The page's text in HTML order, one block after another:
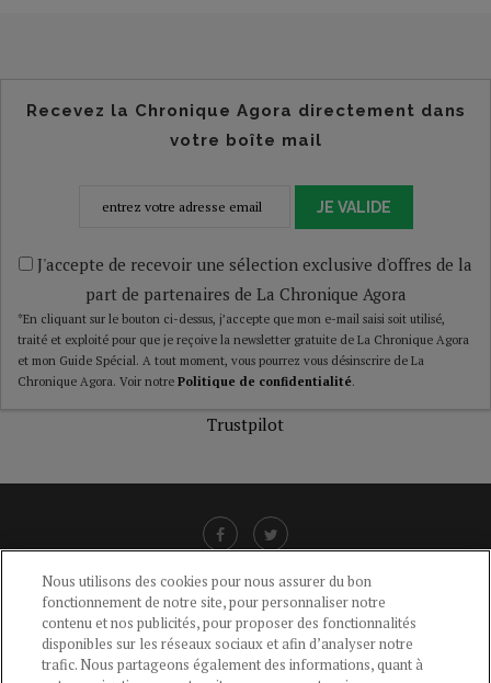
Recevez la Chronique Agora directement dans
votre boîte mail
JE VALIDE
J'accepte de recevoir une sélection exclusive d'offres de la
part de partenaires de La Chronique Agora
*En cliquant sur le bouton ci-dessus, j’accepte que mon e-mail saisi soit utilisé,
traité et exploité pour que je reçoive la newsletter gratuite de La Chronique Agora
et mon Guide Spécial. A tout moment, vous pourrez vous désinscrire de La
Chronique Agora. Voir notre Politique de confidentialité.
Trustpilot
LIENS UTILES
CGU-POLITIQUE DE CONFIDENTIALITÉ -POLITIQUE DES COOKIES
MENTIONS LÉGALES -AIDE
Nous utilisons des cookies pour nous assurer du bon
fonctionnement de notre site, pour personnaliser notre
contenu et nos publicités, pour proposer des fonctionnalités
disponibles sur les réseaux sociaux et afin d’analyser notre
trafic. Nous partageons également des informations, quant à